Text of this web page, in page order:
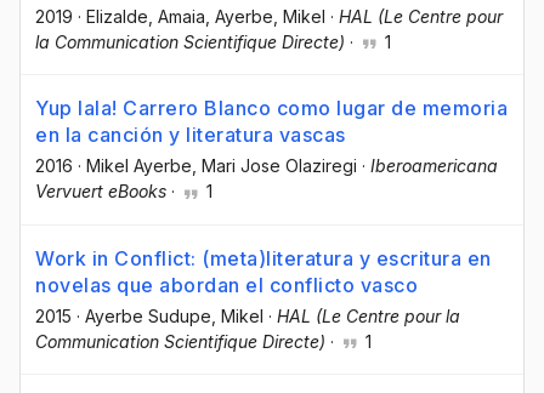
2019 · Elizalde, Amaia , Ayerbe, Mikel · HAL (Le Centre pour
la Communication Scientifique Directe) · 1
Yup lala! Carrero Blanco como lugar de memoria
en la canción y literatura vascas
2016 · Mikel Ayerbe , Mari Jose Olaziregi · Iberoamericana
Vervuert eBooks · 1
Work in Conflict: (meta)literatura y escritura en
novelas que abordan el conflicto vasco
2015 · Ayerbe Sudupe, Mikel · HAL (Le Centre pour la
Communication Scientifique Directe) · 1